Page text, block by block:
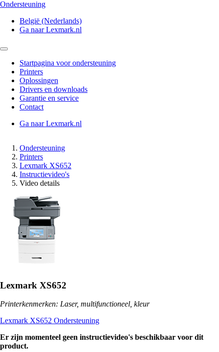
Ondersteuning
België (Nederlands)
Ga naar Lexmark.nl
Startpagina voor ondersteuning
Printers
Oplossingen
Drivers en downloads
Garantie en service
Contact
Ga naar Lexmark.nl
Ondersteuning
Printers
Lexmark XS652
Instructievideo's
Video details
Lexmark XS652
Printerkenmerken: Laser, multifunctioneel, kleur
Lexmark XS652 Ondersteuning
Er zijn momenteel geen instructievideo's beschikbaar voor dit
product.